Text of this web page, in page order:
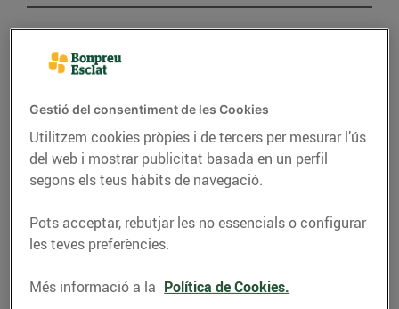
RECEPTES
RECEPTES
Gestió del consentiment de les Cookies
Utilitzem cookies pròpies i de tercers per mesurar l’ús
del web i mostrar publicitat basada en un perfil
segons els teus hàbits de navegació.
Pots acceptar, rebutjar les no essencials o configurar
les teves preferències.
Més informació a la Política de Cookies.